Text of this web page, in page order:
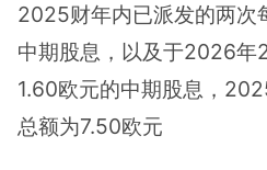
2025财年内已派发的两次
中期股息，以及于2026年
1.60欧元的中期股息，
总额为7.50欧元